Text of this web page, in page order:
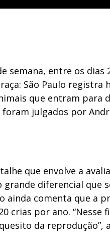
semana, entre os dias
São Paulo registra
que entram para
julgados por
que envolve a
diferencial que
comenta que a
crias por ano. “Nesse
da reprodução”,